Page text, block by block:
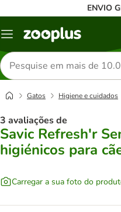
ENVIO
Menu
Pesquisar
produtos
Gatos Higiene e cuidados
3 avaliações de
Savic Refresh'r
higiénicos para
Carregar a sua foto do